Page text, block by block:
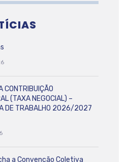
CONTRIBUIÇÃO
(TAXA NEGOCIAL) –
DE TRABALHO 2026/2027
a Convenção Coletiva